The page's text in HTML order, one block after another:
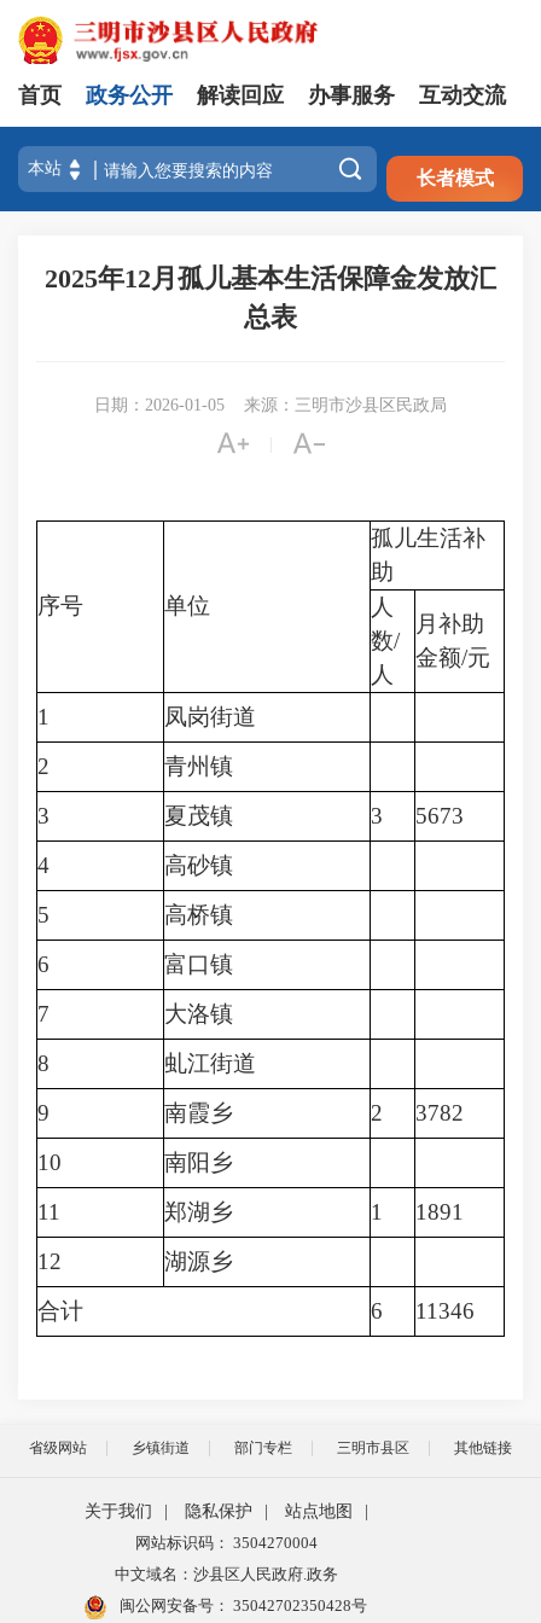
注册 登录
首页 政务公开 解读回应 办事服务 互动交流
 长者模式
2025年12月孤儿基本生活保障金发放汇
总表
日期：2026-01-05 来源：三明市沙县区民政局
 
序号 单位
孤儿生活补
助
人
数/
人
月补助
金额/元
1
凤岗街道
2
青州镇
3
夏茂镇 3
5673
4
高砂镇
5
高桥镇
6
富口镇
7
大洛镇
8
虬江街道
9
南霞乡 2
3782
10
南阳乡
11
郑湖乡 1
1891
12
湖源乡
合计
6 11346
省级网站 乡镇街道 部门专栏 三明市县区 其他链接
关于我们 隐私保护 站点地图
网站标识码： 3504270004
中文域名：沙县区人民政府.政务
闽公网安备号： 35042702350428号